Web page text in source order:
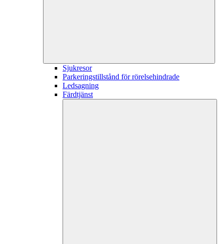
Sjukresor
Parkeringstillstånd för rörelsehindrade
Ledsagning
Färdtjänst